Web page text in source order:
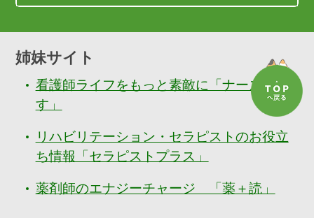
姉妹サイト
看護師ライフをもっと素敵に「ナースぷら
す」
リハビリテーション・セラピストのお役立
ち情報「セラピストプラス」
薬剤師のエナジーチャージ 「薬＋読」